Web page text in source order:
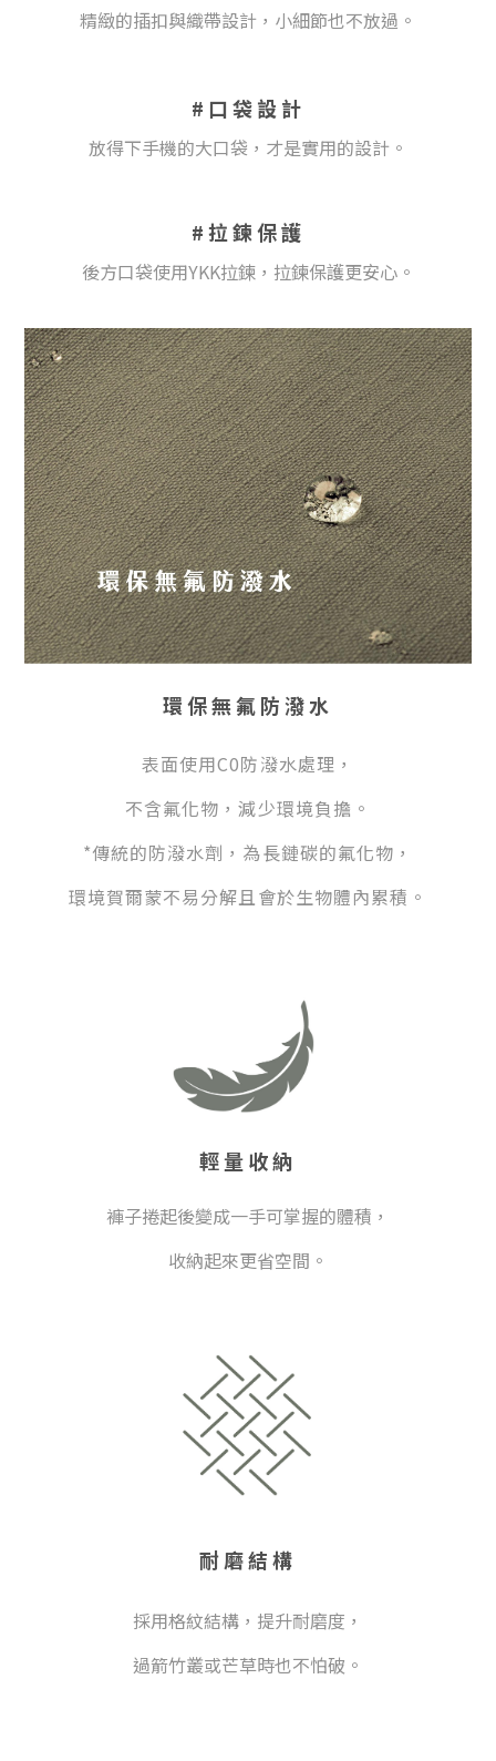
精緻的插扣與織帶設計，小細節也不放過。
#口袋設計
放得下手機的大口袋，才是實用的設計。
#拉鍊保護
後方口袋使用YKK拉鍊，拉鍊保護更安心。
環保無氟防潑水
表面使用C0防潑水處理，
不含氟化物，減少環境負擔。
*傳統的防潑水劑，為長鏈碳的氟化物，
環境賀爾蒙不易分解且會於生物體內累積。
輕量收納
褲子捲起後變成一手可掌握的體積，
收納起來更省空間。
耐磨結構
採用格紋結構，提升耐磨度，
過箭竹叢或芒草時也不怕破。